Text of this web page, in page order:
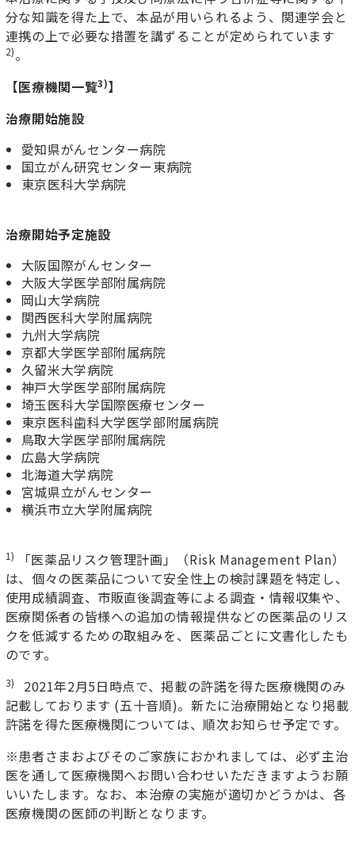
分な知識を得た上で、本品が用いられるよう、関連学会と
連携の上で必要な措置を講ずることが定められています
2)。
【医療機関一覧3)】
治療開始施設
愛知県がんセンター病院
国立がん研究センター東病院
東京医科大学病院
治療開始予定施設
大阪国際がんセンター
大阪大学医学部附属病院
岡山大学病院
関西医科大学附属病院
九州大学病院
京都大学医学部附属病院
久留米大学病院
神戸大学医学部附属病院
埼玉医科大学国際医療センター
東京医科歯科大学医学部附属病院
鳥取大学医学部附属病院
広島大学病院
北海道大学病院
宮城県立がんセンター
横浜市立大学附属病院
1)
「医薬品リスク管理計画」（Risk Management Plan）
は、個々の医薬品について安全性上の検討課題を特定し、
使用成績調査、市販直後調査等による調査・情報収集や、
医療関係者の皆様への追加の情報提供などの医薬品のリス
クを低減するための取組みを、医薬品ごとに文書化したも
のです。
3) 2021年2月5日時点で、掲載の許諾を得た医療機関のみ
記載しております (五十音順)。新たに治療開始となり掲載
許諾を得た医療機関については、順次お知らせ予定です。
※患者さまおよびそのご家族におかれましては、必ず主治
医を通して医療機関へお問い合わせいただきますようお願
いいたします。なお、本治療の実施が適切かどうかは、各
医療機関の医師の判断となります。